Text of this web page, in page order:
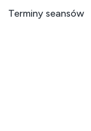
Terminy seansów